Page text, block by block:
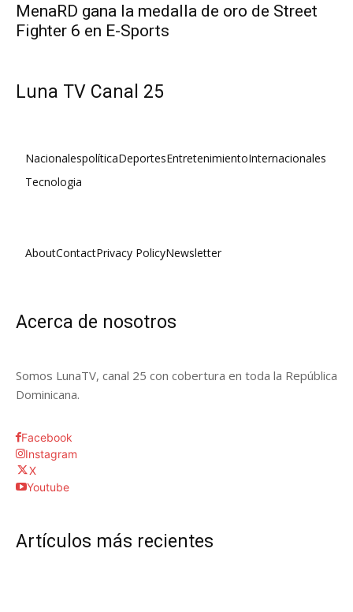
MenaRD gana la medalla de oro de Street
Fighter 6 en E-Sports
Luna TV Canal 25
NacionalespolíticaDeportesEntretenimientoInternacionales
Tecnologia
AboutContactPrivacy PolicyNewsletter
Acerca de nosotros
Somos LunaTV, canal 25 con cobertura en toda la República
Dominicana.
Facebook
Instagram
X
Youtube
Artículos más recientes